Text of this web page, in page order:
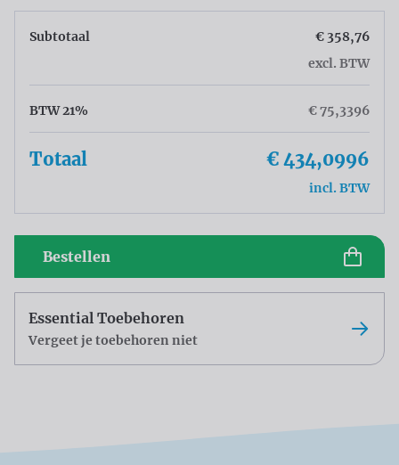
Subtotaal
€ 358,76
excl. BTW
BTW 21% € 75,3396
Totaal € 434,0996
incl. BTW
Bestellen
Essential Toebehoren
Vergeet je toebehoren niet